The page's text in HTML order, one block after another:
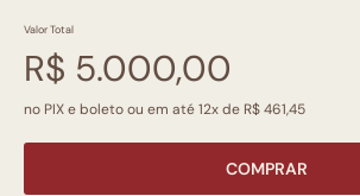
Valor Total
R$ 5.000,00
no PIX e boleto ou em até 12x de R$ 461,45
COMPRAR